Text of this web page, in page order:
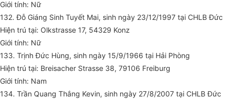
Giới tính: Nữ
132. Đỗ Giáng Sinh Tuyết Mai, sinh ngày 23/12/1997 tại CHLB Đức
Hiện trú tại: Olkstrasse 17, 54329 Konz
Giới tính: Nữ
133. Trịnh Đức Hùng, sinh ngày 15/9/1966 tại Hải Phòng
Hiện trú tại: Breisacher Strasse 38, 79106 Freiburg
Giới tính: Nam
134. Trần Quang Thắng Kevin, sinh ngày 27/8/2007 tại CHLB Đức